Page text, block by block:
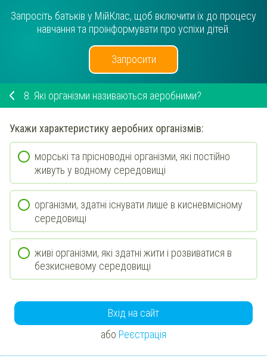
Запросіть батьків у МійКлас, щоб включити їх до процесу
навчання та проінформувати про успіхи дітей.
Запросити
8. Які організми називаються аеробними?
Укажи характеристику аеробних організмів:
морські та прісноводні організми, які постійно
живуть у водному середовищі
організми, здатні існувати лише в кисневмісному
середовищі
живі організми, які здатні жити і розвиватися в
безкисневому середовищі
Вхід на сайт
або Реєстрація